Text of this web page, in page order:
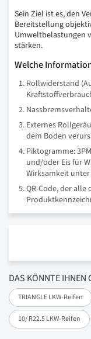
DAS KÖNNTE IHNEN
TRIANGLE LKW-Reifen
10/ R22.5 LKW-Reifen
Sein Ziel ist es, den
Bereitstellung
Umweltbelastungen
stärken.
Welche
Rollwiderstand
Externes
dem Boden
Piktogramme:
und/oder Eis für
Wirksamkeit
QR-Code, der